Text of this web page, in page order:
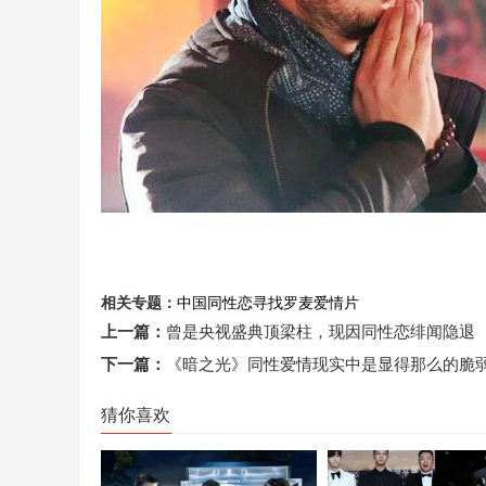
相关专题： 中国同性恋寻找罗麦爱情片
上一篇： 曾是央视盛典顶梁柱，现因同性恋绯闻隐退
下一篇：
《暗之光》同性爱情现实中是显得那么的脆
猜你喜欢